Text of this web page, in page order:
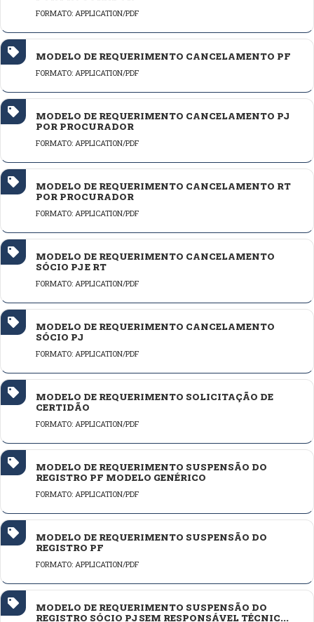
FORMATO: APPLICATION/PDF
MODELO DE REQUERIMENTO CANCELAMENTO PF
FORMATO: APPLICATION/PDF
MODELO DE REQUERIMENTO CANCELAMENTO PJ
POR PROCURADOR
FORMATO: APPLICATION/PDF
MODELO DE REQUERIMENTO CANCELAMENTO RT
POR PROCURADOR
FORMATO: APPLICATION/PDF
MODELO DE REQUERIMENTO CANCELAMENTO
SÓCIO PJ E RT
FORMATO: APPLICATION/PDF
MODELO DE REQUERIMENTO CANCELAMENTO
SÓCIO PJ
FORMATO: APPLICATION/PDF
MODELO DE REQUERIMENTO SOLICITAÇÃO DE
CERTIDÃO
FORMATO: APPLICATION/PDF
MODELO DE REQUERIMENTO SUSPENSÃO DO
REGISTRO PF MODELO GENÉRICO
FORMATO: APPLICATION/PDF
MODELO DE REQUERIMENTO SUSPENSÃO DO
REGISTRO PF
FORMATO: APPLICATION/PDF
MODELO DE REQUERIMENTO SUSPENSÃO DO
REGISTRO SÓCIO PJ SEM RESPONSÁVEL TÉCNIC...